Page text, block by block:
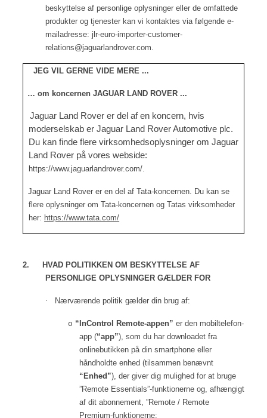
beskyttelse af personlige oplysninger eller de omfattede
produkter og tjenester kan vi kontaktes via følgende e-
mailadresse: jlr-euro-importer-customer-
relations@jaguarlandrover.com
JEG VIL GERNE VIDE MERE ...
… om koncernen JAGUAR LAND ROVER ...
Jaguar Land Rover er del af en koncern, hvis
moderselskab er Jaguar Land Rover Automotive plc.
Du kan finde flere virksomhedsoplysninger om Jaguar
Land Rover på vores webside:
https://www.jaguarlandrover.com/
Jaguar Land Rover er en del af Tata-koncernen. Du kan se
flere oplysninger om Tata-koncernen og Tatas virksomheder
her: https://www.tata.com/
2.
HVAD POLITIKKEN OM BESKYTTELSE AF
PERSONLIGE OPLYSNINGER GÆLDER FOR
· Nærværende politik gælder din brug af:
o “InControl Remote-appen” er denmobiltelefon-
app (“app”), som du har downloadet fra
onlinebutikken på din smartphone eller
håndholdte enhed (tilsammen benævnt
“Enhed”), der giver dig mulighed for at bruge
”Remote Essentials”-funktionerne og, afhængigt
af dit abonnement, ”Remote / Remote
Premium-funktionerne;